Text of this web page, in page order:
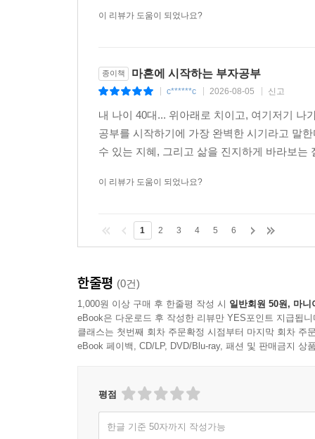
이 리뷰가 도움이 되었나요?
종이책 마흔에 시작하는 부자공부
c******c 2026-08-05 신고
내 나이 40대... 위아래로 치이고, 여기저기 나
공부를 시작하기에 가장 완벽한 시기라고 말
수 있는 지혜, 그리고 삶을 진지하게 바라보
이 리뷰가 도움이 되었나요?
1 2 3 4 5 6
한줄평 (0건)
1,000원 이상 구매 후 한줄평 작성 시 일반회원 50원, 마니
eBook은 다운로드 후 작성한 리뷰만 YES포인트 지급됩니
클래스는 첫번째 회차 주문확정 시점부터 마지막 회차 주
eBook 페이백, CD/LP, DVD/Blu-ray, 패션 및 판매금지 상
평점
한글 기준 50자까지 작성가능